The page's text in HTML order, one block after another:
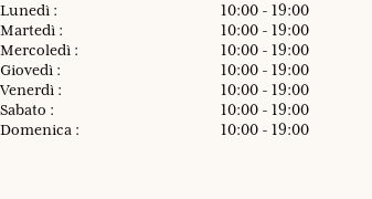
Lunedì :
10:00 - 19:00
Martedì :
10:00 - 19:00
Mercoledì :
10:00 - 19:00
Giovedì :
10:00 - 19:00
Venerdì :
10:00 - 19:00
Sabato :
10:00 - 19:00
Domenica :
10:00 - 19:00